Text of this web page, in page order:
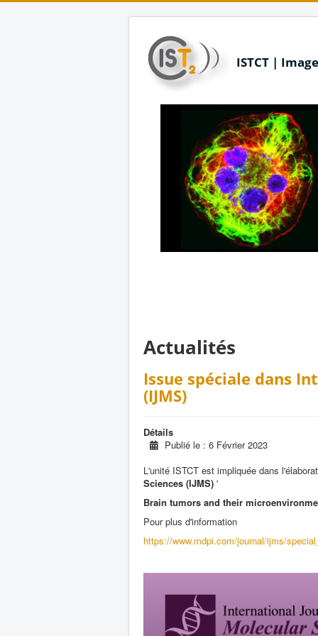
ISTCT |
Actualités
Issue spéciale dans
(IJMS)
Détails
Publié le : 6 Février 2023
L'unité ISTCT est impliquée dans
Sciences (IJMS) '
Brain tumors and their
Pour plus d'information
https://www.mdpi.com/journal/ijms/